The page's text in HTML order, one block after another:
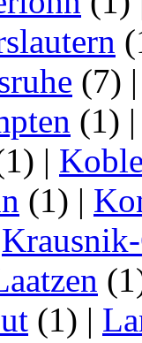
(7)
(1)
|
(1) |
(1) |